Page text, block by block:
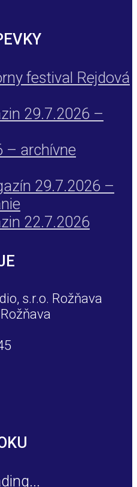
festival Rejdová
29.7.2026 –
– archívne
29.7.2026 –
22.7.2026
s.r.o. Rožňava